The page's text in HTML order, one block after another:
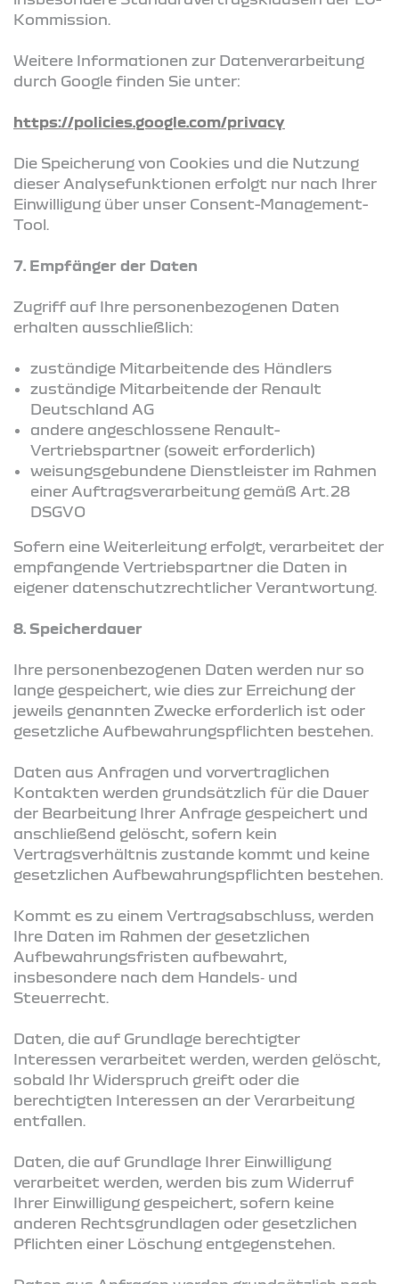
Kommission.
Weitere Informationen zur Datenverarbeitung
durch Google finden Sie unter:
https://policies.google.com/privacy
Die Speicherung von Cookies und die Nutzung
dieser Analysefunktionen erfolgt nur nach Ihrer
Einwilligung über unser Consent-Management-
Tool.
7. Empfänger der Daten
Zugriff auf Ihre personenbezogenen Daten
erhalten ausschließlich:
zuständige Mitarbeitende des Händlers
zuständige Mitarbeitende der Renault
Deutschland AG
andere angeschlossene Renault-
Vertriebspartner (soweit erforderlich)
weisungsgebundene Dienstleister im Rahmen
einer Auftragsverarbeitung gemäß Art. 28
DSGVO
Sofern eine Weiterleitung erfolgt, verarbeitet der
empfangende Vertriebspartner die Daten in
eigener datenschutzrechtlicher Verantwortung.
8. Speicherdauer
Ihre personenbezogenen Daten werden nur so
lange gespeichert, wie dies zur Erreichung der
jeweils genannten Zwecke erforderlich ist oder
gesetzliche Aufbewahrungspflichten bestehen.
Daten aus Anfragen und vorvertraglichen
Kontakten werden grundsätzlich für die Dauer
der Bearbeitung Ihrer Anfrage gespeichert und
anschließend gelöscht, sofern kein
Vertragsverhältnis zustande kommt und keine
gesetzlichen Aufbewahrungspflichten bestehen.
Kommt es zu einem Vertragsabschluss, werden
Ihre Daten im Rahmen der gesetzlichen
Aufbewahrungsfristen aufbewahrt,
insbesondere nach dem Handels‑ und
Steuerrecht.
Daten, die auf Grundlage berechtigter
Interessen verarbeitet werden, werden gelöscht,
sobald Ihr Widerspruch greift oder die
berechtigten Interessen an der Verarbeitung
entfallen.
Daten, die auf Grundlage Ihrer Einwilligung
verarbeitet werden, werden bis zum Widerruf
Ihrer Einwilligung gespeichert, sofern keine
anderen Rechtsgrundlagen oder gesetzlichen
Pflichten einer Löschung entgegenstehen.